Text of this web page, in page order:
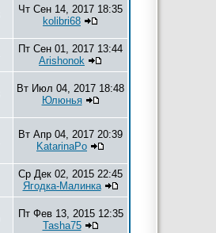
Чт Сен 14, 2017 18:35
kolibri68
Пт Сен 01, 2017 13:44
Arishonok
Вт Июл 04, 2017 18:48
Юлюнья
Вт Апр 04, 2017 20:39
KatarinaPo
Ср Дек 02, 2015 22:45
Ягодка-Малинка
Пт Фев 13, 2015 12:35
Tasha75